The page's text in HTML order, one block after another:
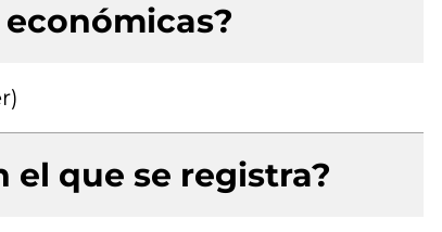
el que se registra?